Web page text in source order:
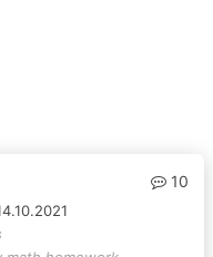
10